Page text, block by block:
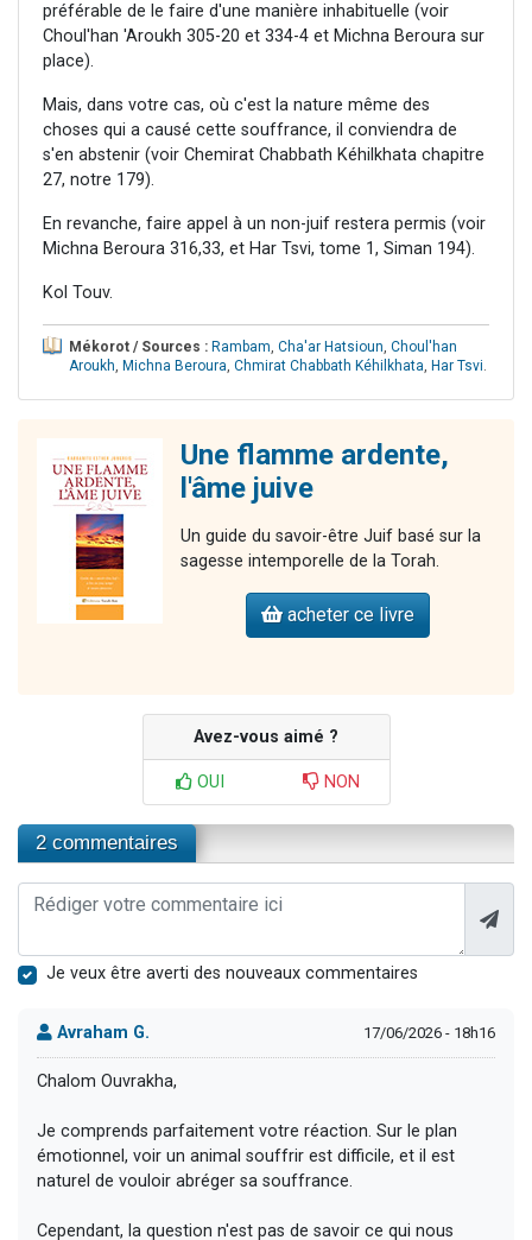
préférable de le faire d'une manière inhabituelle (voir
Choul'han 'Aroukh 305-20 et 334-4 et Michna Beroura sur
place).
Mais, dans votre cas, où c'est la nature même des
choses qui a causé cette souffrance, il conviendra de
s'en abstenir (voir Chemirat Chabbath Kéhilkhata chapitre
27, notre 179).
En revanche, faire appel à un non-juif restera permis (voir
Michna Beroura 316,33, et Har Tsvi, tome 1, Siman 194).
Kol Touv.
Mékorot / Sources : Rambam, Cha'ar Hatsioun, Choul'han
Aroukh, Michna Beroura, Chmirat Chabbath Kéhilkhata, Har Tsvi.
Une flamme ardente,
l'âme juive
Un guide du savoir-être Juif basé sur la
sagesse intemporelle de la Torah.
acheter ce livre
Avez-vous aimé ?
OUI NON
2 commentaires
Je veux être averti des nouveaux commentaires
Avraham G. 17/06/2026 - 18h16
Chalom Ouvrakha,
Je comprends parfaitement votre réaction. Sur le plan
émotionnel, voir un animal souffrir est difficile, et il est
naturel de vouloir abréger sa souffrance.
Cependant, la question n'est pas de savoir ce qui nous